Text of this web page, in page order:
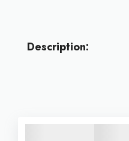
Description: